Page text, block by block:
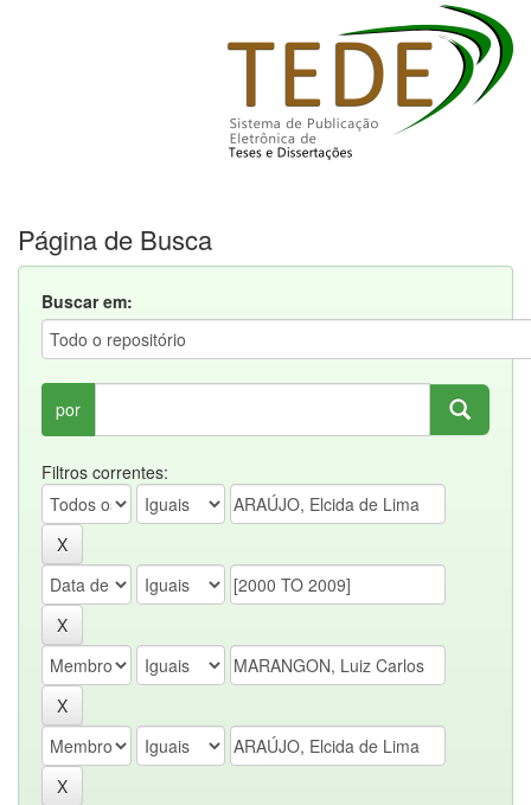
Página de Busca
Buscar em:
por
Filtros correntes: